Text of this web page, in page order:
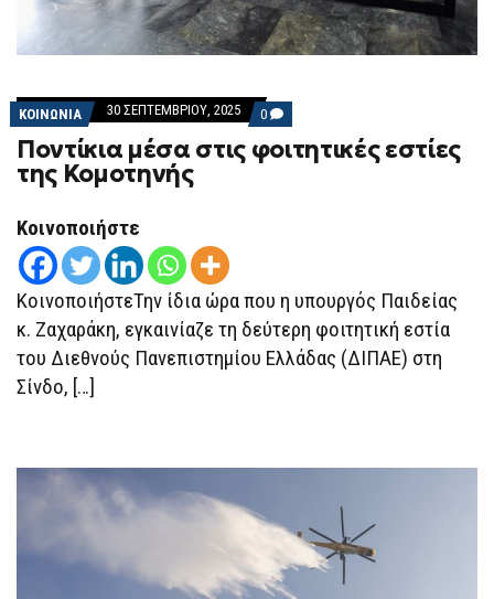
ΚΟΙΝΩΝΙΑ 30 ΣΕΠΤΕΜΒΡΊΟΥ, 2025 0 COMMENTS
ON
ΠΟΝΤΊΚΙΑ
ΜΈΣΑ
Ποντίκια μέσα στις φοιτητικές εστίες
της Κομοτηνής
Κοινοποιήστε
ΚοινοποιήστεΤην ίδια ώρα που η υπουργός Παιδείας
κ. Ζαχαράκη, εγκαινίαζε τη δεύτερη φοιτητική εστία
του Διεθνούς Πανεπιστημίου Ελλάδας (ΔΙΠΑΕ) στη
Σίνδο, […]